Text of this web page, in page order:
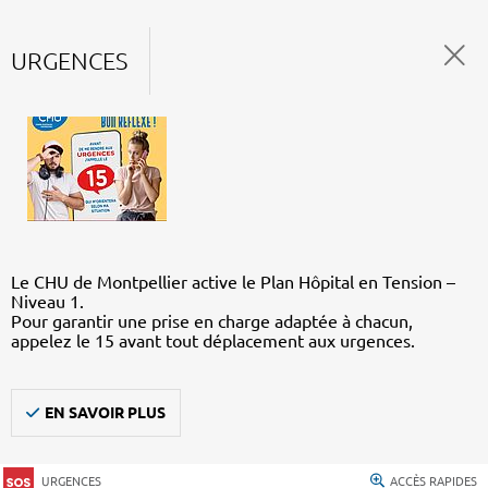
URGENCES
Le CHU de Montpellier active le Plan Hôpital en Tension –
Niveau 1.
Pour garantir une prise en charge adaptée à chacun,
appelez le 15 avant tout déplacement aux urgences.
EN SAVOIR PLUS
URGENCES ACCÈS RAPIDES